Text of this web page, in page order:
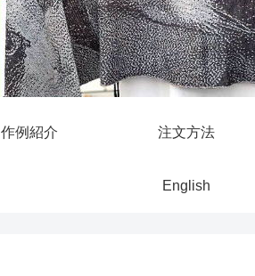
作例紹介 注文方法
English